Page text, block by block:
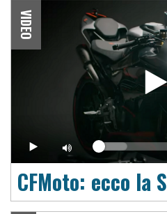
VIDEO
CFMoto: ecco la